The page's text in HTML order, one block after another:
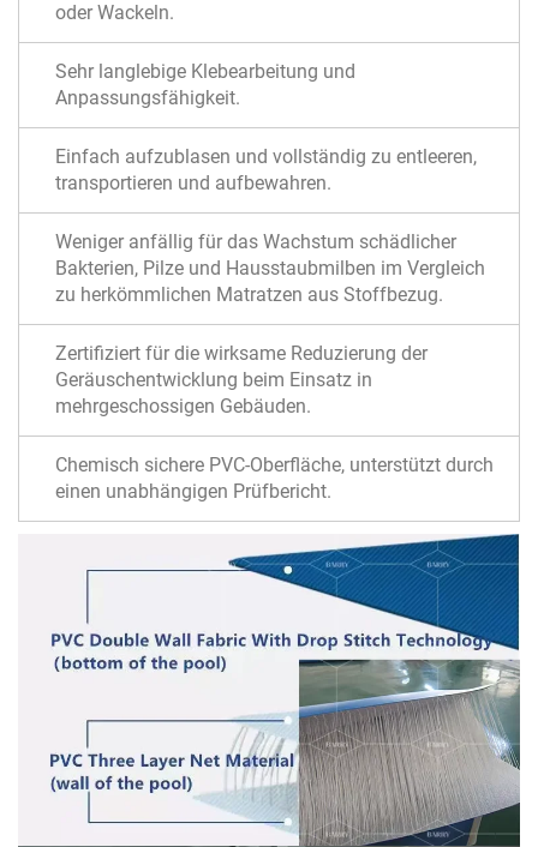
oder Wackeln.
Sehr langlebige Klebearbeitung und
Anpassungsfähigkeit.
Einfach aufzublasen und vollständig zu entleeren,
transportieren und aufbewahren.
Weniger anfällig für das Wachstum schädlicher
Bakterien, Pilze und Hausstaubmilben im Vergleich
zu herkömmlichen Matratzen aus Stoffbezug.
Zertifiziert für die wirksame Reduzierung der
Geräuschentwicklung beim Einsatz in
mehrgeschossigen Gebäuden.
Chemisch sichere PVC-Oberfläche, unterstützt durch
einen unabhängigen Prüfbericht.